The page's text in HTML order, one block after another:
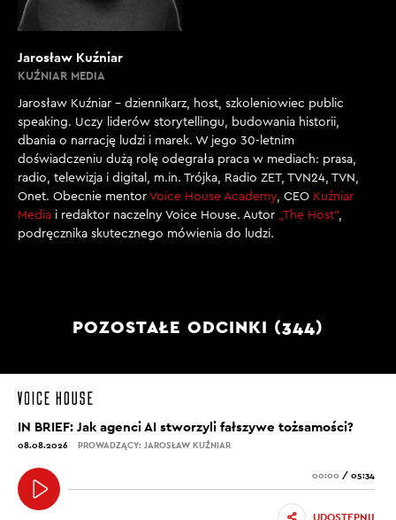
Jarosław Kuźniar
KUŹNIAR MEDIA
Jarosław Kuźniar – dziennikarz, host, szkoleniowiec public
speaking. Uczy liderów storytellingu, budowania historii,
dbania o narrację ludzi i marek. W jego 30-letnim
doświadczeniu dużą rolę odegrała praca w mediach: prasa,
radio, telewizja i digital, m.in. Trójka, Radio ZET, TVN24, TVN,
Onet. Obecnie mentor Voice House Academy, CEO Kuźniar
Media i redaktor naczelny Voice House. Autor „The Host”,
podręcznika skutecznego mówienia do ludzi.
POZOSTAŁE ODCINKI (344)
IN BRIEF: Jak agenci AI stworzyli fałszywe tożsamości?
08.08.2026 PROWADZĄCY: JAROSŁAW KUŹNIAR
00:00 / 05:34